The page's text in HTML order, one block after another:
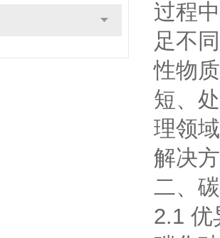
过程
足不
性物
短、
理领
解决
二、
2.1 优